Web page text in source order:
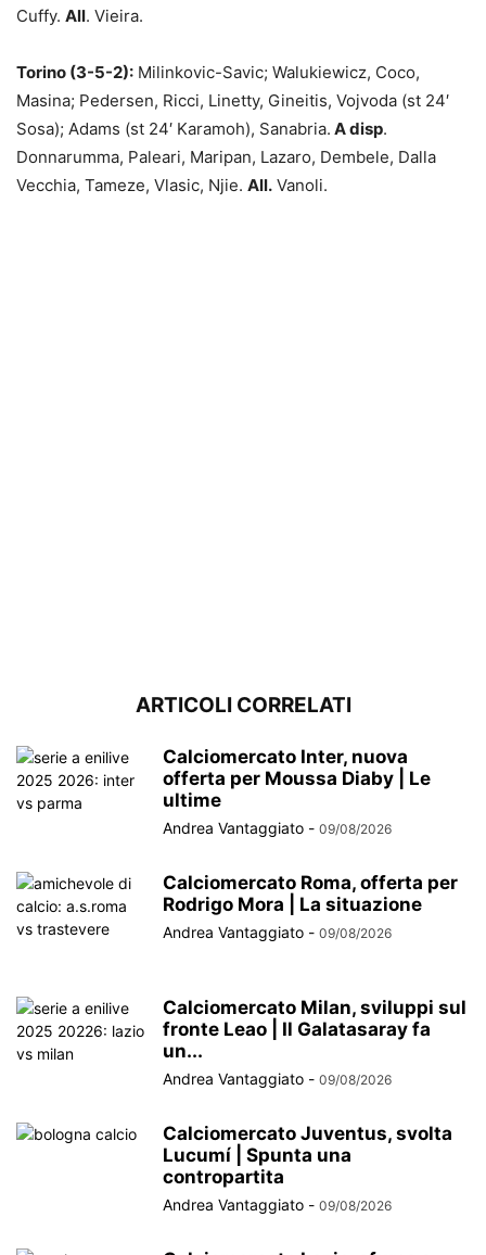
Cuffy. All. Vieira.
Torino (3-5-2): Milinkovic-Savic; Walukiewicz, Coco,
Masina; Pedersen, Ricci, Linetty, Gineitis, Vojvoda (st 24′
Sosa); Adams (st 24′ Karamoh), Sanabria. A disp.
Donnarumma, Paleari, Maripan, Lazaro, Dembele, Dalla
Vecchia, Tameze, Vlasic, Njie. All. Vanoli.
ARTICOLI CORRELATI
Calciomercato Inter, nuova
offerta per Moussa Diaby | Le
ultime
Andrea Vantaggiato - 09/08/2026
Calciomercato Roma, offerta per
Rodrigo Mora | La situazione
Andrea Vantaggiato - 09/08/2026
Calciomercato Milan, sviluppi sul
fronte Leao | Il Galatasaray fa
un...
Andrea Vantaggiato - 09/08/2026
Calciomercato Juventus, svolta
Lucumí | Spunta una
contropartita
Andrea Vantaggiato - 09/08/2026